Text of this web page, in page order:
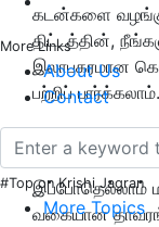
More Links
About Us
Contact
#Top on Krishi Jagran
More Topics
கடன்களை
திட்டத்தின்,
இலாபகரமான
பற்றிப் பார்க்கலாம்.
கொல்லைப்புற
இப்போதெல்லாம்
வகையான